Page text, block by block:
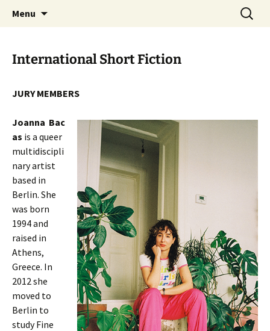
AthensPFF
Menu
Search
for:
International Short Fiction
JURY MEMBERS
Joanna Bac
as is a queer
multidiscipli
nary artist
based in
Berlin. She
was born
1994 and
raised in
Athens,
Greece. In
2012 she
moved to
Berlin to
study Fine